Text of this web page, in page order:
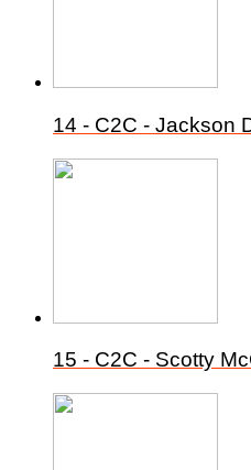
14 - C2C - Jackson
15 - C2C - Scotty